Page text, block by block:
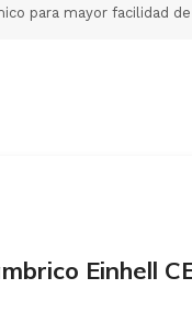
para mayor facilidad
Einhell